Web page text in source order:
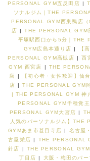
PERSONAL GYM五反田店 |
ソナルジム｜THE
PERSONAL GYM西巣鴨店（
店 | THE PERSONAL GYM
平塚駅西口から5分｜THE
GYM広島本通り店 |
【
PERSONAL GYM高槻店 |
西
GYM 西宮店
| THE
店
|
【初心者・女性歓迎】
店 | THE PERSONAL GYM
| THE PERSONAL GYM 神
PERSONAL GYM千種覚王
PERSONAL GYM大宮店 |
人気のパーソナルジム】THE
GYMあま市甚目寺店 |
名古屋
古屋栄店 | THE PERSONAL
針店
| THE PERSONAL GYM
丁目店 | 大阪・梅田のパ